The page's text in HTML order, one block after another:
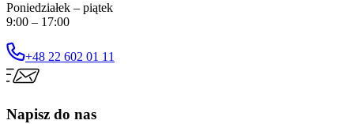
Poniedziałek – piątek
9:00 – 17:00
+48 22 602 01 11
Napisz do nas